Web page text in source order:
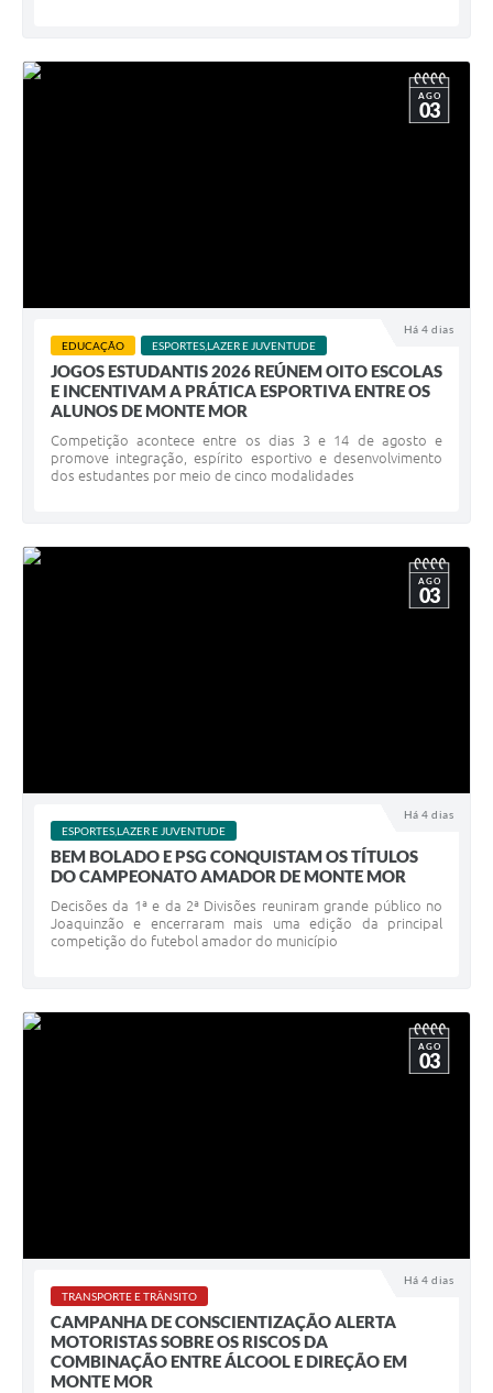
Há 4 dias
AGO
03
EDUCAÇÃO ESPORTES,LAZER E JUVENTUDE
JOGOS ESTUDANTIS 2026 REÚNEM OITO ESCOLAS
E INCENTIVAM A PRÁTICA ESPORTIVA ENTRE OS
ALUNOS DE MONTE MOR
Competição acontece entre os dias 3 e 14 de agosto e
promove integração, espírito esportivo e desenvolvimento
dos estudantes por meio de cinco modalidades
Há 4 dias
AGO
03
ESPORTES,LAZER E JUVENTUDE
BEM BOLADO E PSG CONQUISTAM OS TÍTULOS
DO CAMPEONATO AMADOR DE MONTE MOR
Decisões da 1ª e da 2ª Divisões reuniram grande público no
Joaquinzão e encerraram mais uma edição da principal
competição do futebol amador do município
Há 4 dias
AGO
03
TRANSPORTE E TRÂNSITO
CAMPANHA DE CONSCIENTIZAÇÃO ALERTA
MOTORISTAS SOBRE OS RISCOS DA
COMBINAÇÃO ENTRE ÁLCOOL E DIREÇÃO EM
MONTE MOR